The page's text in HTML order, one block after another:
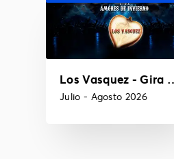
Los Vasquez -
Julio - Agosto 2026